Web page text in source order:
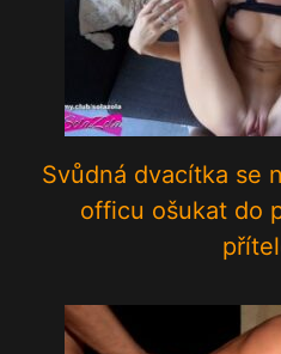
Svůdná dvacítka se
officu ošukat do